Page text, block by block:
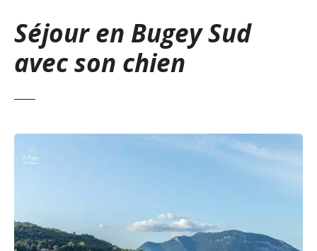
Séjour en Bugey Sud
avec son chien